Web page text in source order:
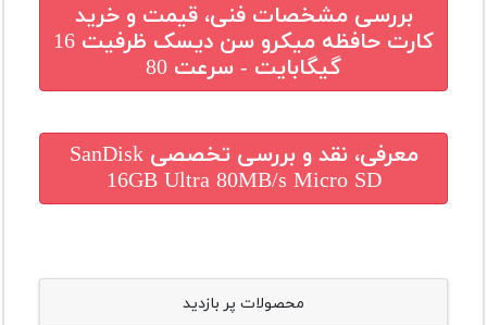
بررسی مشخصات فنی، قیمت و خرید
کارت حافظه میکرو سن دیسک ظرفیت 16
گیگابایت - سرعت 80
معرفی، نقد و بررسی تخصصیSanDisk
16GB Ultra 80MB/s Micro SD
محصولات پر بازدید